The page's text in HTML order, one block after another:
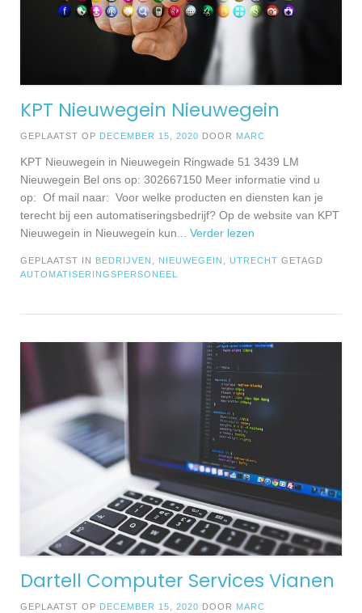
KPT Nieuwegein Nieuwegein
GEPLAATST OP DECEMBER 15, 2020 DOOR MARC
KPT Nieuwegein in Nieuwegein Ringwade 51 3439 LM
Nieuwegein Bel ons op: 302667150 Meer informatie vind u
op: Of mail naar: Voor welke producten en diensten kan je
terecht bij een automatiseringsbedrijf? Op de website van KPT
Nieuwegein in Nieuwegein kun ... Verder lezen
GEPLAATST IN BEDRIJVEN NIEUWEGEIN UTRECHT GETAGD
AUTOMATISERINGSPERSONEEL
Dartell Computer Services Vianen
GEPLAATST OP DECEMBER 15, 2020 DOOR MARC